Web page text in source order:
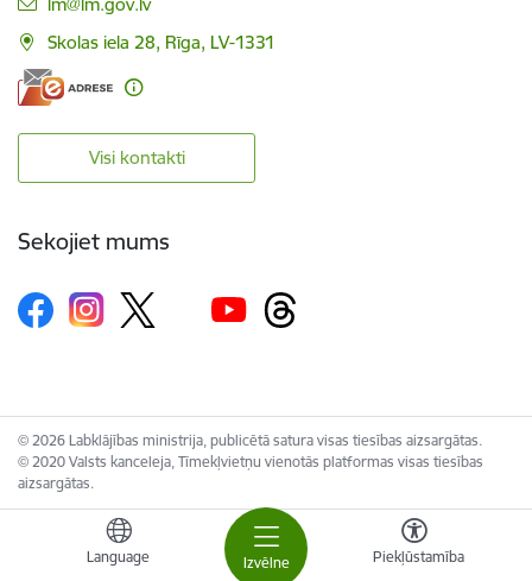
Izvēlne
Language Piekļūstamība
Skolas iela 28, Rīga, LV-1331
Visi kontakti
Sekojiet mums
© 2026 Labklājības ministrija, publicētā satura visas tiesības aizsargātas.
© 2020 Valsts kanceleja, Tīmekļvietņu vienotās platformas visas tiesības
aizsargātas.